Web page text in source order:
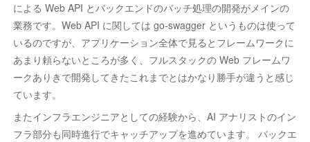
による Web API とバックエンドのバッチ処理の開発がメインの
業務です。Web API に関しては go-swagger というものは使って
いるのですが、アプリケーション全体で見るとフレームワークに
あまり頼らないところが多く、フルスタックの Web フレームワ
ークありきで開発してきたこれまでとはかなり勝手が違うと感じ
ています。
またインフラエンジニアとしての経験から、AI アナリストのイン
フラ部分も同時進行でキャッチアップを進めています。 バックエ